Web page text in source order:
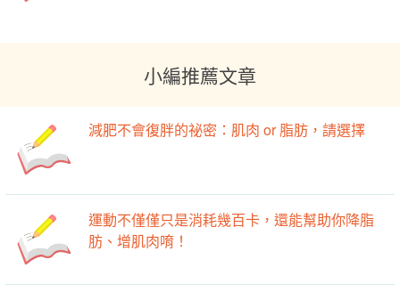
小編推薦文章
減肥不會復胖的祕密：肌肉 or 脂肪，請選擇
運動不僅僅只是消耗幾百卡，還能幫助你降脂
肪、增肌肉唷！